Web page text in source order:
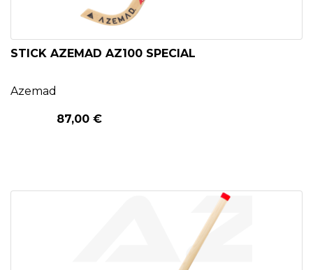
STICK AZEMAD AZ100 SPECIAL
Azemad
87,00 €